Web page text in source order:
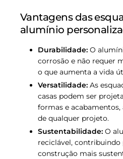
Vantagens das
alumínio
Durabilidade: O
corrosão e não requer
o que aumenta a vida
Versatilidade: As
casas podem ser
formas e
de qualquer projeto.
Sustentabilidade: O
reciclável, contribuindo
construção mais